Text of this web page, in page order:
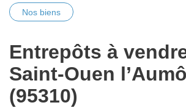
Nos biens
Entrepôts à
Saint-Ouen
(95310)